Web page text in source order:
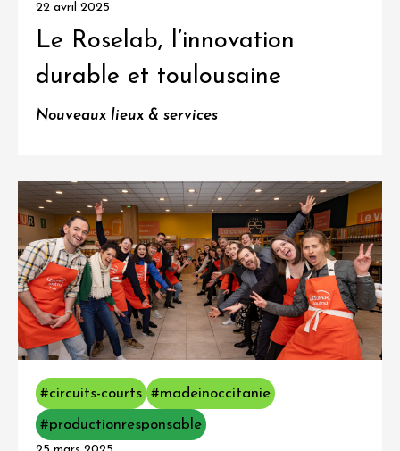
22 avril 2025
Le Roselab, l’innovation
durable et toulousaine
Nouveaux lieux & services
#circuits-courts #madeinoccitanie
#productionresponsable